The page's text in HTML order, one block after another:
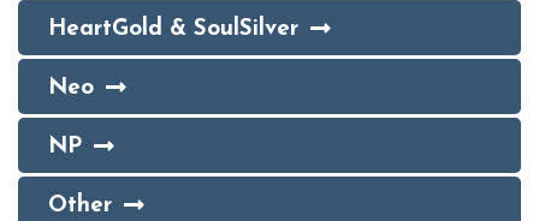
HeartGold & SoulSilver
Neo
NP
Other